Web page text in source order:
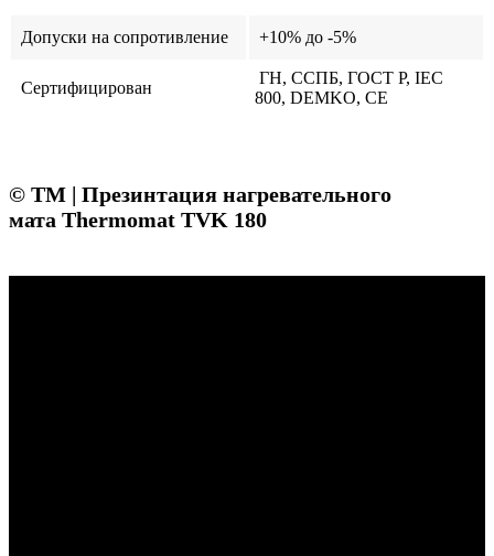
Допуски на сопротивление +10% до -5%
Сертифицирован
ГН, ССПБ, ГОСТ Р, IEC
800, DEMKO, CE
© ТМ | Презинтация нагревательного
мата Thermomat TVK 180